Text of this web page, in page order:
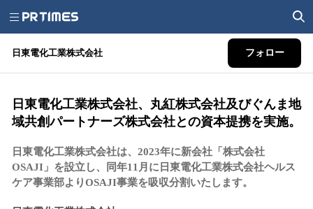
日東電化工業株式会社 フォロー
日東電化工業株式会社、丸紅株式会社及びぐんま地
域共創パートナーズ株式会社との資本提携を実施。
日東電化工業株式会社は、2023年に新会社「株式会社
OSAJI」を設立し、同年11月に日東電化工業株式会社ヘルス
ケア事業部よりOSAJI事業を吸収分割いたします。